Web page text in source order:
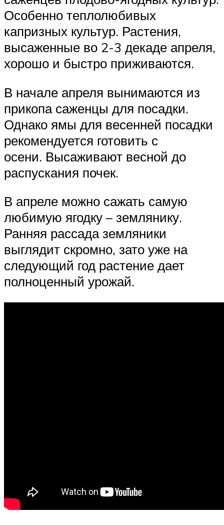
Особенно теплолюбивых
капризных культур. Растения,
высаженные во 2-3 декаде апреля,
хорошо и быстро приживаются.
В начале апреля вынимаются из
прикопа саженцы для посадки.
Однако ямы для весенней посадки
рекомендуется готовить с
осени. Высаживают весной до
распускания почек.
В апреле можно сажать самую
любимую ягодку – землянику.
Ранняя рассада земляники
выглядит скромно, зато уже на
следующий год растение дает
полноценный урожай.